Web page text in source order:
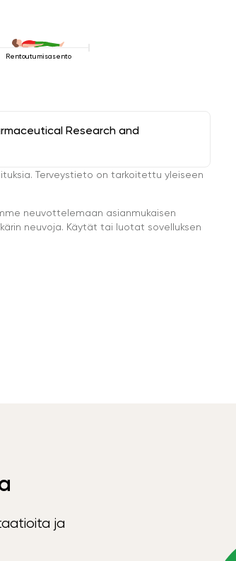
Rentoutumisasento
Research and
Terveystieto on tarkoitettu yleiseen
neuvottelemaan asianmukaisen
neuvoja. Käytät tai luotat sovelluksen
ja